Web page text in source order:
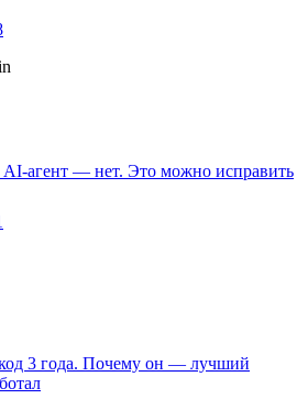
агент — нет. Это можно исправить
3 года. Почему он — лучший